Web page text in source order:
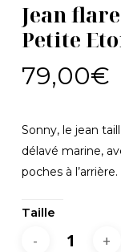
Jean
Petite
79,00€
Sonny, le jean
délavé marine,
poches à l’arrière.
Taille